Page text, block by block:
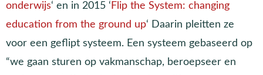
onderwijs‘ en in 2015 ‘ Flip the System: changing
education from the ground up‘ Daarin pleitten ze
voor een geflipt systeem. Een systeem gebaseerd op
“we gaan sturen op vakmanschap, beroepseer en